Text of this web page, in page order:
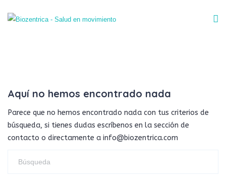
Aquí no hemos encontrado nada
Parece que no hemos encontrado nada con tus criterios de
búsqueda, si tienes dudas escríbenos en la sección de
contacto o directamente a info@biozentrica.com